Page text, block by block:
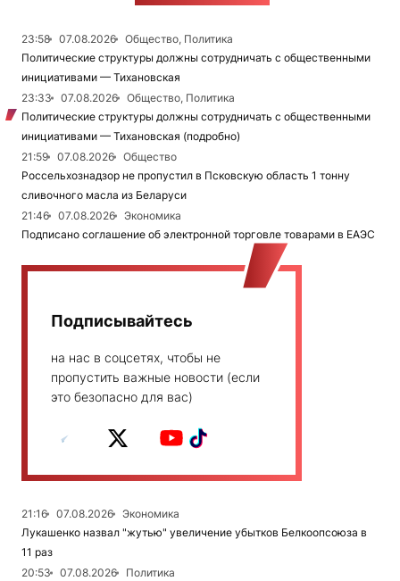
23:58 07.08.2026
Общество, Политика
Политические структуры должны сотрудничать с общественными
инициативами — Тихановская
23:33
07.08.2026
Общество, Политика
Политические структуры должны сотрудничать с общественными
инициативами — Тихановская (подробно)
21:59
07.08.2026
Общество
Россельхознадзор не пропустил в Псковскую область 1 тонну
сливочного масла из Беларуси
21:46
07.08.2026
Экономика
Подписано соглашение об электронной торговле товарами в ЕАЭС
Подписывайтесь
на нас в соцсетях, чтобы не
пропустить важные новости (если
это безопасно для вас)
21:16 07.08.2026
Экономика
Лукашенко назвал "жутью" увеличение убытков Белкоопсоюза в
11 раз
20:53
07.08.2026
Политика